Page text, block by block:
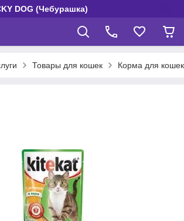
DOG (Чебурашка)
Товары для кошек Корма для